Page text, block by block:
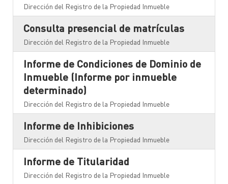
Dirección del Registro de la Propiedad Inmueble
Consulta presencial de matrículas
Dirección del Registro de la Propiedad Inmueble
Informe de Condiciones de Dominio de
Inmueble (Informe por inmueble
determinado)
Dirección del Registro de la Propiedad Inmueble
Informe de Inhibiciones
Dirección del Registro de la Propiedad Inmueble
Informe de Titularidad
Dirección del Registro de la Propiedad Inmueble